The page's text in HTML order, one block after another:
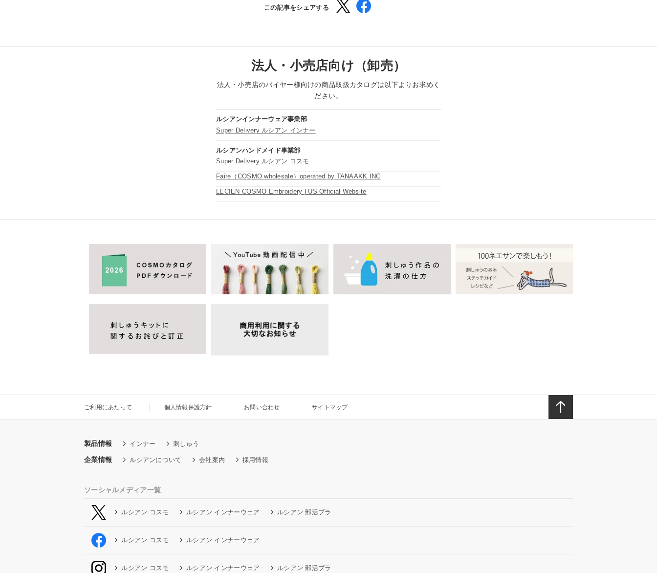
この記事をシェアする
法人・小売店向け（卸売）
法人・小売店のバイヤー様向けの商品取扱カタログは以下よりお求めく
ださい。
ルシアンインナーウェア事業部
Super Delivery ルシアン インナー
ルシアンハンドメイド事業部
Super Delivery ルシアン コスモ
Faire（COSMO wholesale）operated by TANAAKK INC
LECIEN COSMO Embroidery | US Official Website
ご利用にあたって 個人情報保護方針 お問い合わせ サイトマップ
製品情報 インナー 刺しゅう
企業情報 ルシアンについて 会社案内 採用情報
ソーシャルメディア一覧
ルシアン コスモ ルシアン インナーウェア ルシアン 部活ブラ
ルシアン コスモ ルシアン インナーウェア
ルシアン コスモ ルシアン インナーウェア ルシアン 部活ブラ